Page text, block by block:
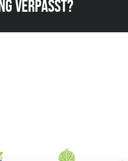
VERPASST?